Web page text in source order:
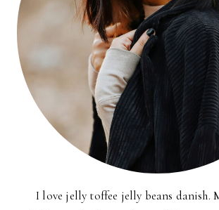
I love jelly toffee jelly beans danish.